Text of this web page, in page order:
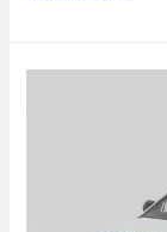
Italien